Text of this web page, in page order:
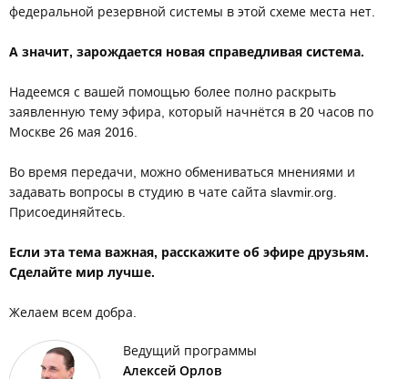
федеральной резервной системы в этой схеме места нет.
А значит, зарождается новая справедливая система.
Надеемся с вашей помощью более полно раскрыть
заявленную тему эфира, который начнётся в 20 часов по
Москве 26 мая 2016.
Во время передачи, можно обмениваться мнениями и
задавать вопросы в студию в чате сайта slavmir.org.
Присоединяйтесь.
Если эта тема важная, расскажите об эфире друзьям.
Сделайте мир лучше.
Желаем всем добра.
Ведущий программы
Алексей Орлов